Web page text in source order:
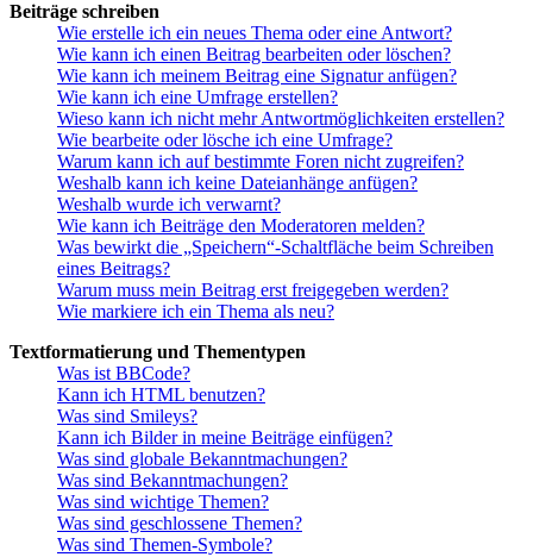
Beiträge schreiben
Wie erstelle ich ein neues Thema oder eine Antwort?
Wie kann ich einen Beitrag bearbeiten oder löschen?
Wie kann ich meinem Beitrag eine Signatur anfügen?
Wie kann ich eine Umfrage erstellen?
Wieso kann ich nicht mehr Antwortmöglichkeiten erstellen?
Wie bearbeite oder lösche ich eine Umfrage?
Warum kann ich auf bestimmte Foren nicht zugreifen?
Weshalb kann ich keine Dateianhänge anfügen?
Weshalb wurde ich verwarnt?
Wie kann ich Beiträge den Moderatoren melden?
Was bewirkt die „Speichern“-Schaltfläche beim Schreiben
eines Beitrags?
Warum muss mein Beitrag erst freigegeben werden?
Wie markiere ich ein Thema als neu?
Textformatierung und Thementypen
Was ist BBCode?
Kann ich HTML benutzen?
Was sind Smileys?
Kann ich Bilder in meine Beiträge einfügen?
Was sind globale Bekanntmachungen?
Was sind Bekanntmachungen?
Was sind wichtige Themen?
Was sind geschlossene Themen?
Was sind Themen-Symbole?